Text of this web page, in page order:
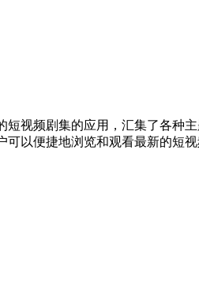
短视频剧集的应用，汇集了各种
可以便捷地浏览和观看最新的短